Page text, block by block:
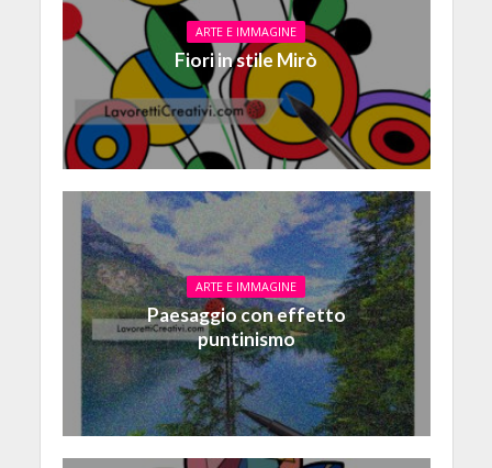
ARTE E IMMAGINE
Fiori in stile Mirò
ARTE E IMMAGINE
Paesaggio con effetto
puntinismo